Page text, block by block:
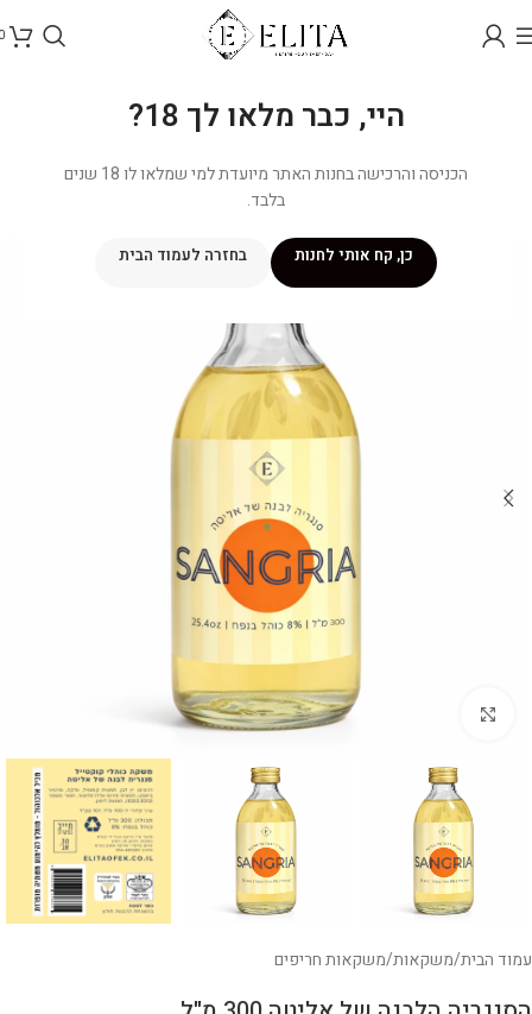
היי, כבר מלאו לך 18?
הכניסה והרכישה בחנות האתר מיועדת למי שמלאו לו 18 שנים
בלבד.
כן, קח אותי לחנות בחזרה לעמוד הבית
עמוד הבית/משקאות/משקאות חריפים